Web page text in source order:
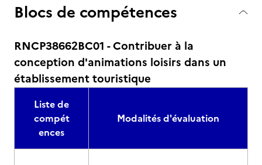
Blocs de compétences
RNCP38662BC01 - Contribuer à la
conception d'animations loisirs dans un
établissement touristique
Liste de
compét
ences
Modalités d'évaluation